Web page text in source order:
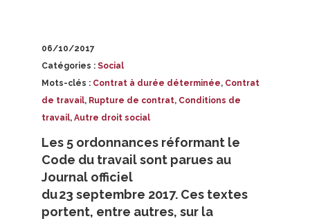
06/10/2017
Catégories : Social
Mots-clés : Contrat à durée déterminée, Contrat
de travail, Rupture de contrat, Conditions de
travail, Autre droit social
Les 5 ordonnances réformant le
Code du travail sont parues au
Journal officiel
du 23 septembre 2017. Ces textes
portent, entre autres, sur la